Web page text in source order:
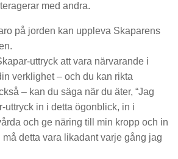
med andra.
på jorden kan uppleva Skaparens
uttryck att vara närvarande i
verklighet – och du kan rikta
– kan du säga när du äter, “Jag
uttryck in i detta ögonblick, in i
och ge näring till min kropp och in
må detta vara likadant varje gång jag